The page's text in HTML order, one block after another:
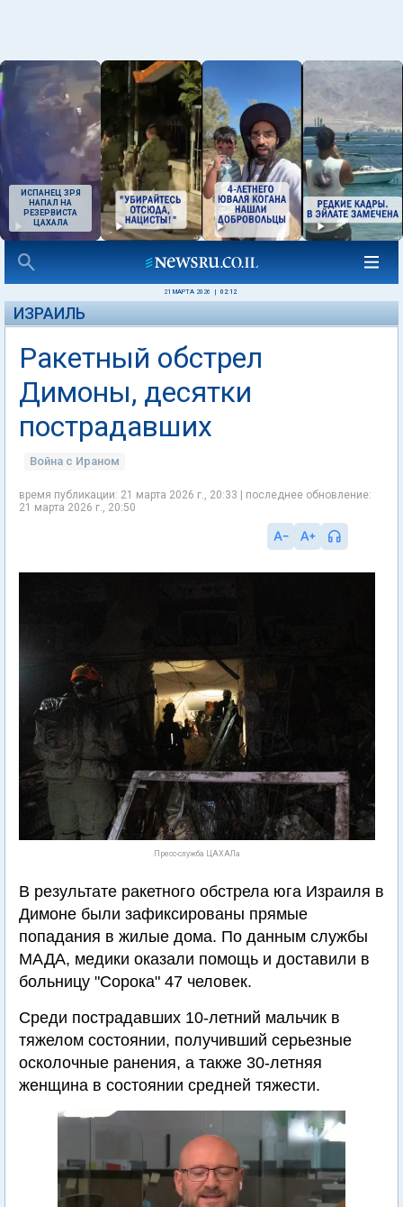
ИСПАНЕЦ ЗРЯ
НАПАЛ НА
РЕЗЕРВИСТА
ЦАХАЛА
21 МАРТА 2026 02:12
ИЗРАИЛЬ
Ракетный обстрел
Димоны, десятки
пострадавших
Война с Ираном
время публикации: 21 марта 2026 г., 20:33 | последнее обновление:
21 марта 2026 г., 20:50
Пресс-служба ЦАХАЛа
В результате ракетного обстрела юга Израиля в
Димоне были зафиксированы прямые
попадания в жилые дома. По данным службы
МАДА, медики оказали помощь и доставили в
больницу "Сорока" 47 человек.
Среди пострадавших 10-летний мальчик в
тяжелом состоянии, получивший серьезные
осколочные ранения, а также 30-летняя
женщина в состоянии средней тяжести.